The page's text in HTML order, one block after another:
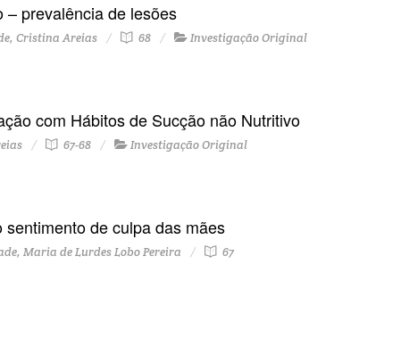
prevalência de lesões
Cristina Areias 68 Investigação Original
com Hábitos de Sucção não Nutritivo
67-68 Investigação Original
de culpa das mães
Maria de Lurdes Lobo Pereira
67